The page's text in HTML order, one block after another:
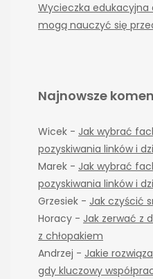
Wycieczka edukacyjna
mogą nauczyć się
Najnowsze
Wicek - Jak wybrać
pozyskiwania linków i
Marek - Jak wybrać
pozyskiwania linków i
Grzesiek - Jak czyścić
Horacy - Jak zerwać z
z chłopakiem
Andrzej - Jakie
gdy kluczowy